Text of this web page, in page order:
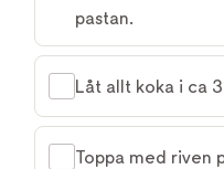
pastan.
Låt allt koka i ca
Toppa med riven